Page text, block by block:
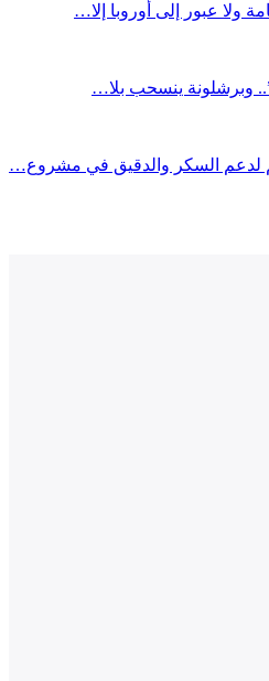
ولا عبور إلى أوروبا إلا…
وبرشلونة ينسحب بلا…